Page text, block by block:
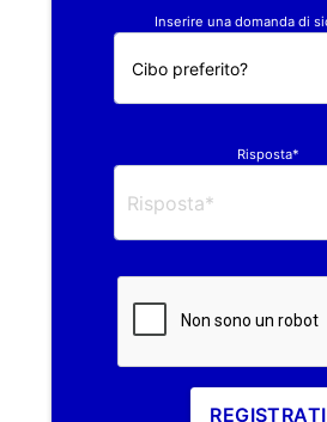
Inserire una domanda di
Risposta*
REGISTRATI